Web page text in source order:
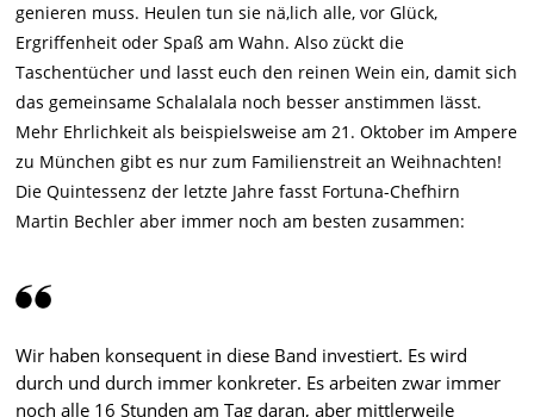
genieren muss. Heulen tun sie nä,lich alle, vor Glück,
Ergriffenheit oder Spaß am Wahn. Also zückt die
Taschentücher und lasst euch den reinen Wein ein, damit sich
das gemeinsame Schalalala noch besser anstimmen lässt.
Mehr Ehrlichkeit als beispielsweise am 21. Oktober im Ampere
zu München gibt es nur zum Familienstreit an Weihnachten!
Die Quintessenz der letzte Jahre fasst Fortuna-Chefhirn
Martin Bechler aber immer noch am besten zusammen:
Wir haben konsequent in diese Band investiert. Es wird
durch und durch immer konkreter. Es arbeiten zwar immer
noch alle 16 Stunden am Tag daran, aber mittlerweile